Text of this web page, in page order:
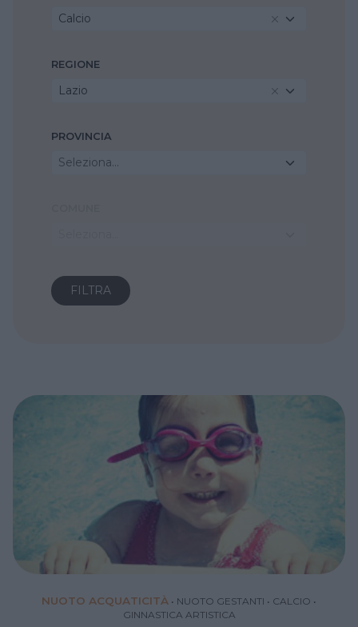
Calcio
REGIONE
Lazio
PROVINCIA
Seleziona...
NUOTO ACQUATICITÀ • NUOTO GESTANTI • CALCIO •
GINNASTICA ARTISTICA